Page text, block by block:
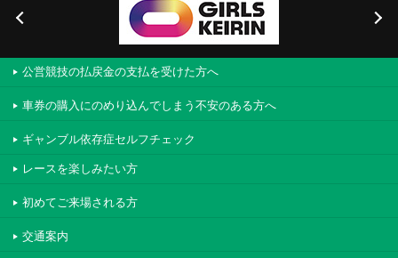
公営競技の払戻金の支払を受けた方へ
車券の購入にのめり込んでしまう不安のある方へ
ギャンブル依存症セルフチェック
レースを楽しみたい方
初めてご来場される方
交通案内